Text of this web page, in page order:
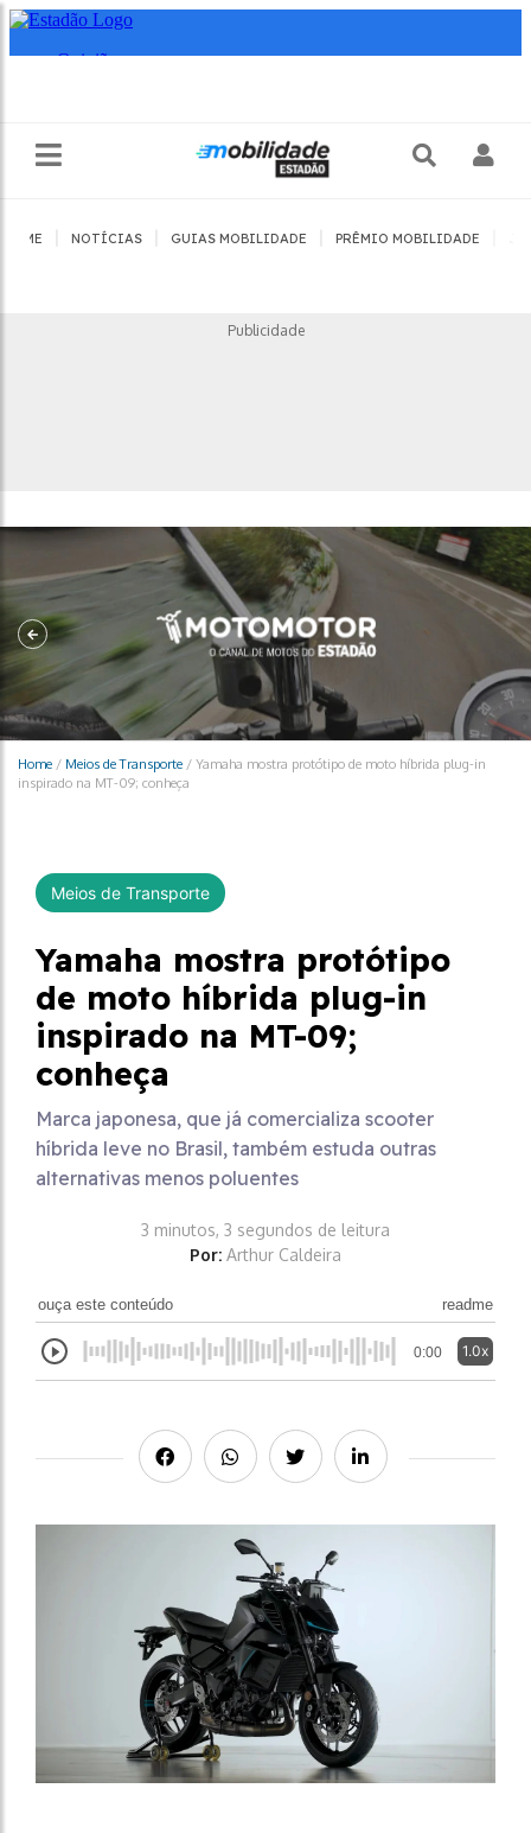
HOME NOTÍCIAS GUIAS MOBILIDADE PRÊMIO MOBILIDADE
Publicidade
Home / Meios de Transporte / Yamaha mostra protótipo de moto híbrida plug-in
inspirado na MT-09; conheça
Meios de Transporte
Yamaha mostra protótipo
de moto híbrida plug-in
inspirado na MT-09;
conheça
Marca japonesa, que já comercializa scooter
híbrida leve no Brasil, também estuda outras
alternativas menos poluentes
3 minutos, 3 segundos de leitura
Por: Arthur Caldeira
ouça este conteúdo readme
0:00 1.0x